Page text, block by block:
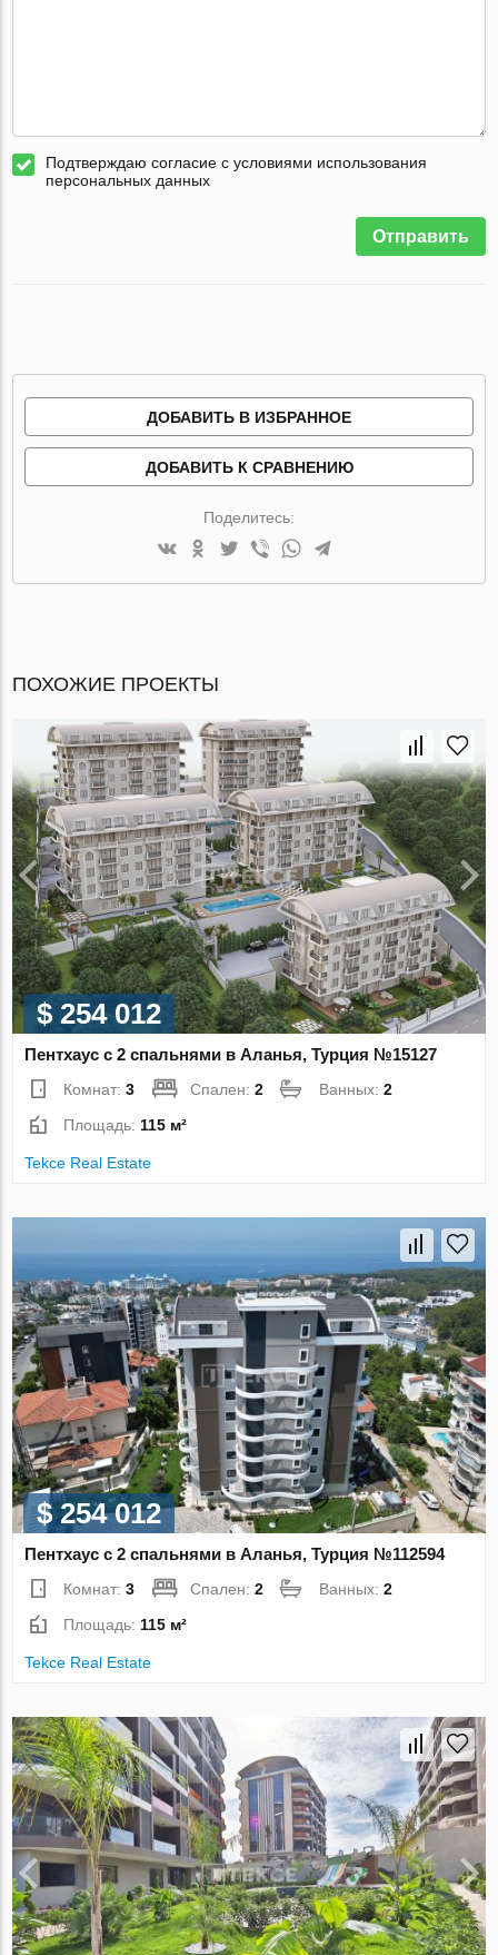
Подтверждаю согласие с условиями использования
персональных данных
Отправить
ДОБАВИТЬ В ИЗБРАННОЕ
ДОБАВИТЬ К СРАВНЕНИЮ
Поделитесь:
ПОХОЖИЕ ПРОЕКТЫ
$ 254 012
Пентхаус с 2 спальнями в Аланья, Турция №15127
Комнат:3 Спален:2 Ванных:2
Площадь:115 м²
Tekce Real Estate
$ 254 012
Пентхаус с 2 спальнями в Аланья, Турция №112594
Комнат:3 Спален:2 Ванных:2
Площадь: 115 м²
Tekce Real Estate